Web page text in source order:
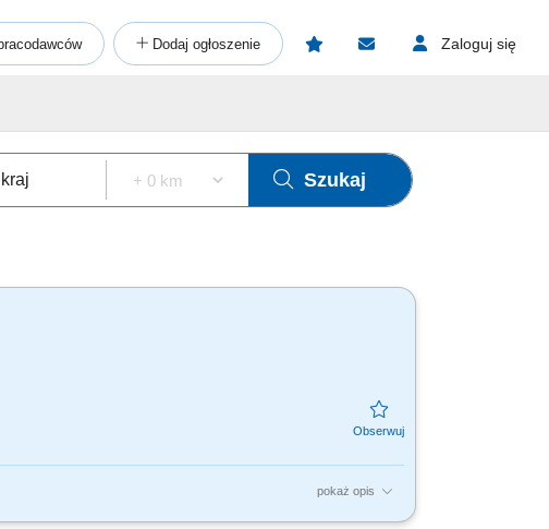
Dodaj ogłoszenie Zaloguj się
Szukaj
pokaż opis
przyjmowanie i rejestrowanie zamówień w systemie